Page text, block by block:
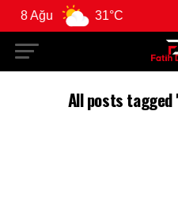
8 Ağu 31°C
All posts